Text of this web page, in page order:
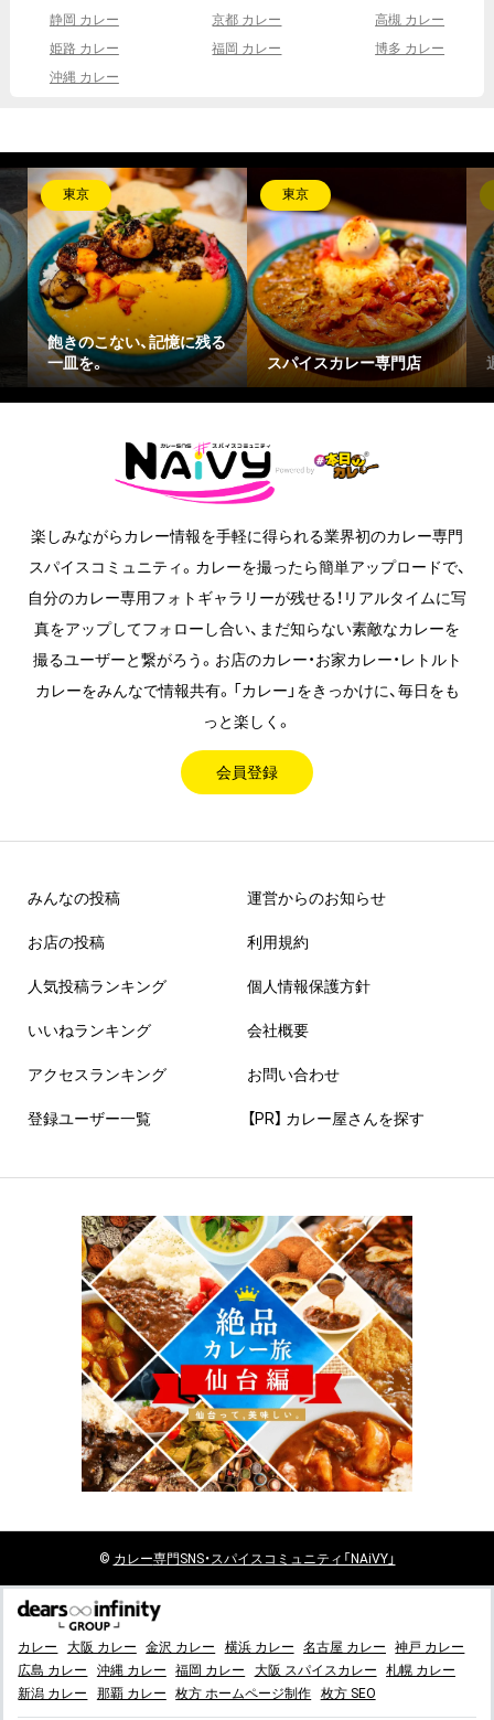
静岡 カレー
京都 カレー
高槻 カレー
姫路 カレー
福岡 カレー
博多 カレー
沖縄 カレー
東京
飽きのこない、記憶に残る
一皿を。
東京
スパイスカレー専門店
楽しみながらカレー情報を手軽に得られる業界初のカレー専門
スパイスコミュニティ。カレーを撮ったら簡単アップロードで、
自分のカレー専用フォトギャラリーが残せる！リアルタイムに写
真をアップしてフォローし合い、まだ知らない素敵なカレーを
撮るユーザーと繋がろう。お店のカレー・お家カレー・レトルト
カレーをみんなで情報共有。「カレー」をきっかけに、毎日をも
っと楽しく。
会員登録
みんなの投稿
お店の投稿
人気投稿ランキング
いいねランキング
アクセスランキング
登録ユーザー一覧
運営からのお知らせ
利用規約
個人情報保護方針
会社概要
お問い合わせ
【PR】 カレー屋さんを探す
© カレー専門SNS・スパイスコミュニティ「NAiVY」
カレー 大阪 カレー 金沢 カレー 横浜 カレー 名古屋 カレー
神戸 カレー
広島 カレー
沖縄 カレー 福岡 カレー 大阪 スパイスカレー
札幌 カレー
新潟 カレー
那覇 カレー 枚方 ホームページ制作 枚方 SEO